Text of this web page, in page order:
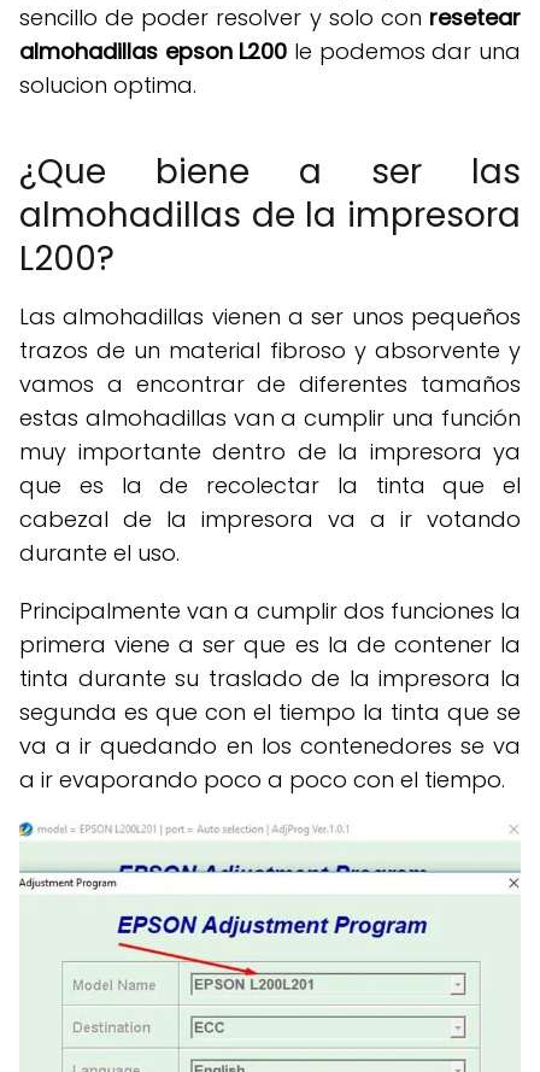
sencillo de poder resolver y solo con resetear
almohadillas epson L200 le podemos dar una
solucion optima.
¿Que biene a ser las
almohadillas de la impresora
L200?
Las almohadillas vienen a ser unos pequeños
trazos de un material fibroso y absorvente y
vamos a encontrar de diferentes tamaños
estas almohadillas van a cumplir una función
muy importante dentro de la impresora ya
que es la de recolectar la tinta que el
cabezal de la impresora va a ir votando
durante el uso.
Principalmente van a cumplir dos funciones la
primera viene a ser que es la de contener la
tinta durante su traslado de la impresora la
segunda es que con el tiempo la tinta que se
va a ir quedando en los contenedores se va
a ir evaporando poco a poco con el tiempo.